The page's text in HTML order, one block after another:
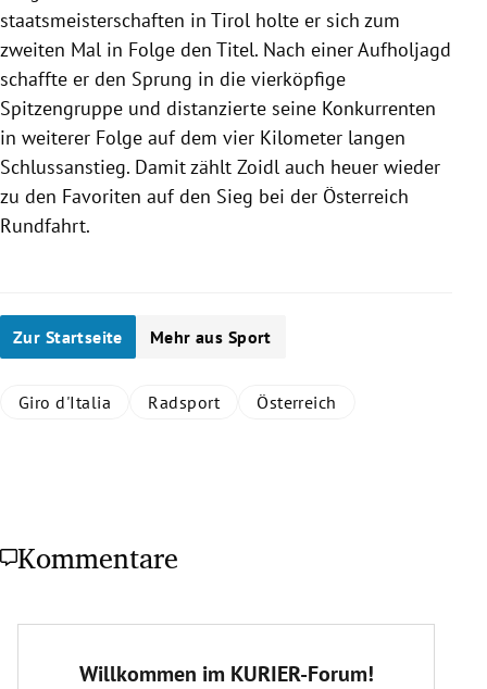
staatsmeisterschaften in Tirol holte er sich zum
zweiten Mal in Folge den Titel. Nach einer Aufholjagd
schaffte er den Sprung in die vierköpfige
Spitzengruppe und distanzierte seine Konkurrenten
in weiterer Folge auf dem vier Kilometer langen
Schlussanstieg. Damit zählt Zoidl auch heuer wieder
zu den Favoriten auf den Sieg bei der Österreich
Rundfahrt.
Zur Startseite Mehr aus Sport
Giro d'Italia Radsport Österreich
Kommentare